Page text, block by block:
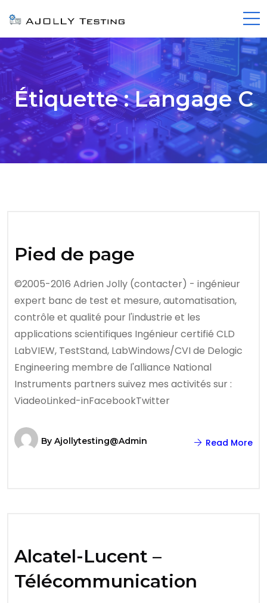
Étiquette :Langage C
Pied de page
©2005-2016 Adrien Jolly (contacter) - ingénieur
expert banc de test et mesure, automatisation,
contrôle et qualité pour l'industrie et les
applications scientifiques Ingénieur certifié CLD
LabVIEW, TestStand, LabWindows/CVI de Delogic
Engineering membre de l'alliance National
Instruments partners suivez mes activités sur :
ViadeoLinked-inFacebookTwitter
By Ajollytesting@admin Read More
Alcatel-Lucent –
Télécommunication